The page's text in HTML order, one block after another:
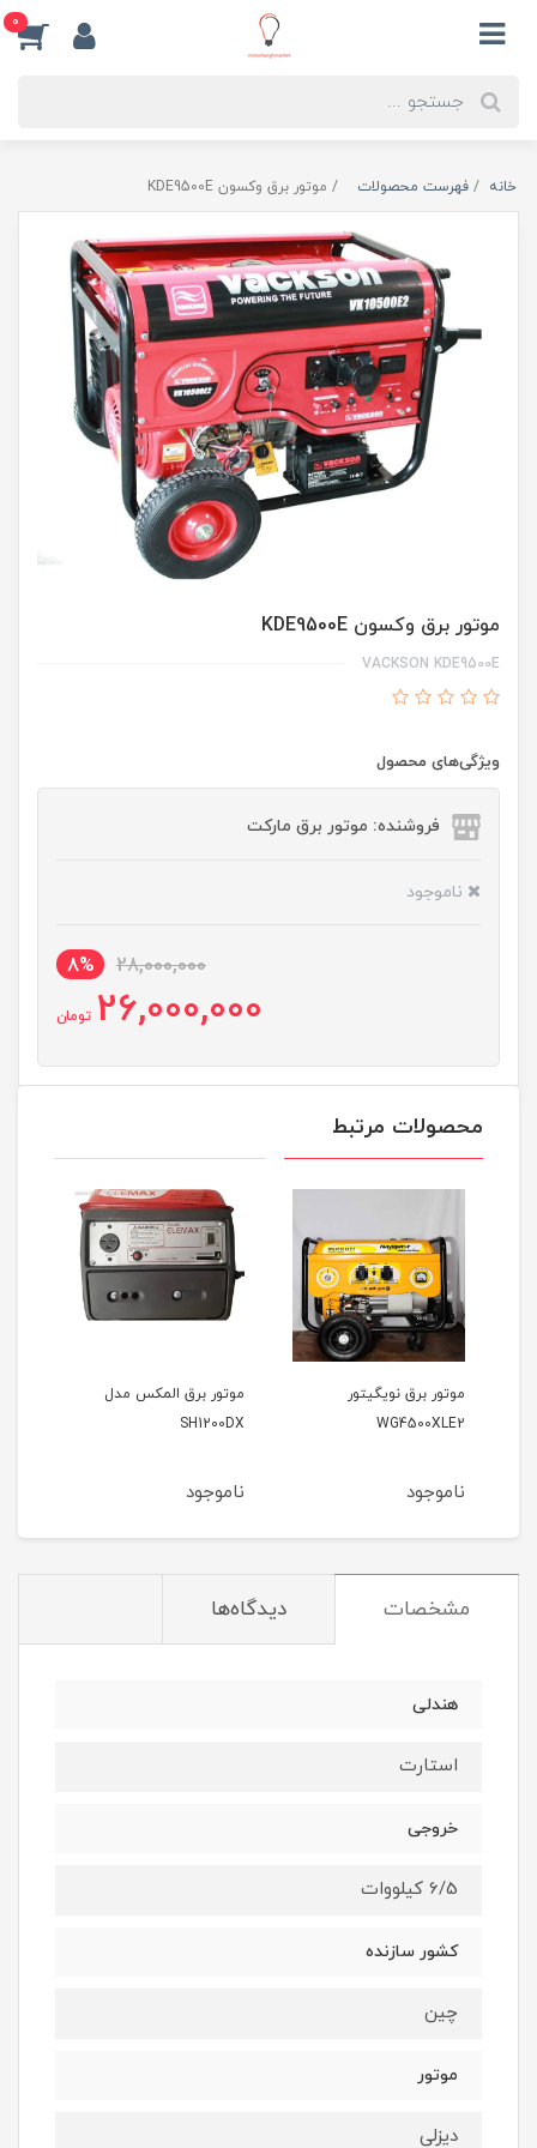
0
خانه فهرست محصولات موتور برق وکسون KDE9500E
موتور برق وکسون KDE9500E
VACKSON KDE9500E
ویژگی‌های محصول
فروشنده: موتور برق مارکت
ناموجود
28,000,000
8%
26,000,000 تومان
محصولات مرتبط
موتور برق المکس مدل
SH1200DX
ناموجود
موتور برق وکسون مدل
VK3900KF
ناموجود
مشخصات دیدگاه‌ها
هندلی
استارت
خروجی
6/5 کیلووات
کشور سازنده
چین
موتور
دیزلی